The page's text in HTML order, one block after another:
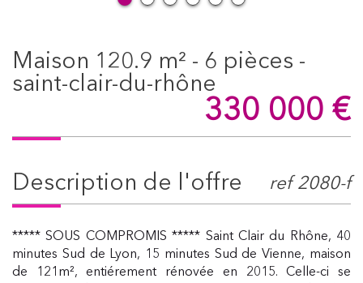
maison 120.9 m² - 6 pièces -
saint-clair-du-rhône
330 000 €
description de l'offre ref 2080-f
***** SOUS COMPROMIS ***** Saint Clair du Rhône, 40
minutes Sud de Lyon, 15 minutes Sud de Vienne, maison
de 121m², entiérement rénovée en 2015. Celle-ci se